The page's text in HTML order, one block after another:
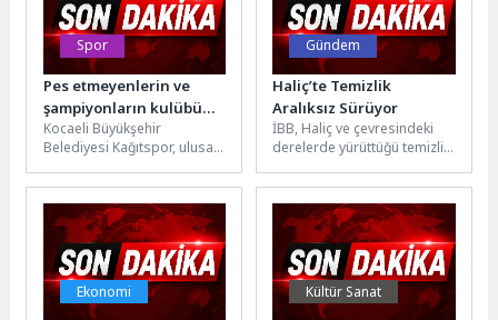
Spor
Pes etmeyenlerin ve
şampiyonların kulübü
Kağıtspor
Kocaeli Büyükşehir
Belediyesi Kağıtspor, ulusal
başarı çıtasını yüksek
tutuyor. Sadece kazandığı
madalyalarla...
Gündem
Haliç’te Temizlik
Aralıksız Sürüyor
İBB, Haliç ve çevresindeki
derelerde yürüttüğü temizlik
nefes aldırıyor. 2019 yılından
bugüne kadar...
Ekonomi Kültür Sanat